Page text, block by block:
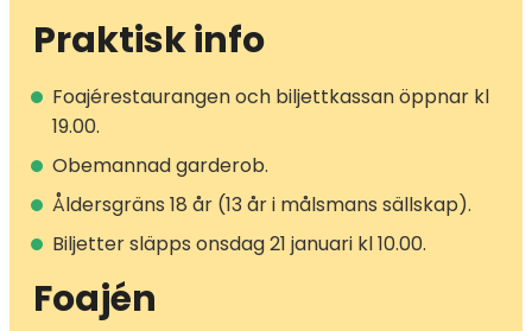
Praktisk info
Foajérestaurangen och biljettkassan öppnar kl
19.00.
Obemannad garderob.
Åldersgräns 18 år (13 år i målsmans sällskap).
Biljetter släpps onsdag 21 januari kl 10.00.
Foajén